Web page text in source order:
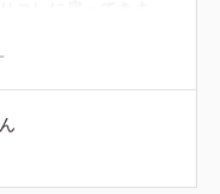
ど明るくしたい所に